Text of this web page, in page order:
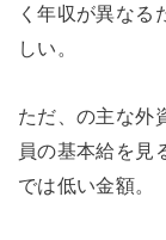
く年収が異なる
しい。
ただ、の主な外
員の基本給を見
では低い金額。